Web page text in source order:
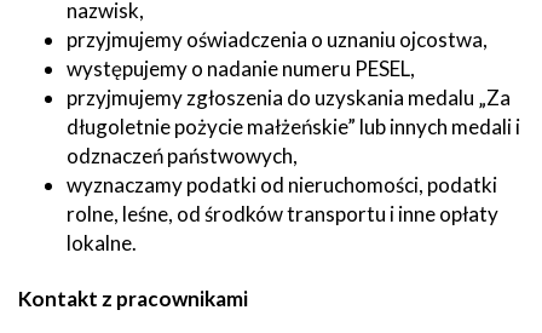
nazwisk,
przyjmujemy oświadczenia o uznaniu ojcostwa,
występujemy o nadanie numeru PESEL,
przyjmujemy zgłoszenia do uzyskania medalu „Za
długoletnie pożycie małżeńskie” lub innych medali i
odznaczeń państwowych,
wyznaczamy podatki od nieruchomości, podatki
rolne, leśne, od środków transportu i inne opłaty
lokalne.
Kontakt z pracownikami